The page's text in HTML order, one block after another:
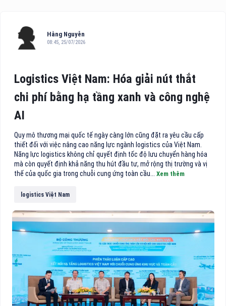
Hằng Nguyễn
08:45, 25/07/2026
Logistics Việt Nam: Hóa giải nút thắt
chi phí bằng hạ tầng xanh và công nghệ
AI
Quy mô thương mại quốc tế ngày càng lớn cũng đặt ra yêu cầu cấp
thiết đối với việc nâng cao năng lực ngành logistics của Việt Nam.
Năng lực logistics không chỉ quyết định tốc độ lưu chuyển hàng hóa
mà còn quyết định khả năng thu hút đầu tư, mở rộng thị trường và vị
thế của quốc gia trong chuỗi cung ứng toàn cầu... Xem thêm
logistics Việt Nam